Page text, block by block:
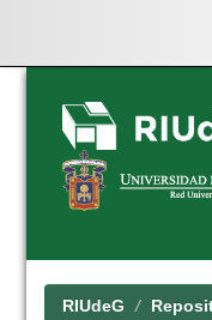
Skip
navigation
RIUdeG